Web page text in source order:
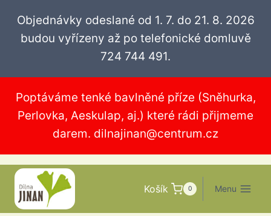
obsah
Objednávky odeslané od 1. 7. do 21. 8. 2026
budou vyřízeny až po telefonické domluvě
724 744 491.
Poptáváme tenké bavlněné příze (Sněhurka,
Perlovka, Aeskulap, aj.) které rádi přijmeme
darem. dilnajinan@centrum.cz
Košík 0 Menu